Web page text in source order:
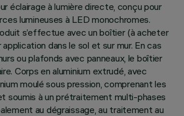
éclairage à lumière directe, conçu pour
lumineuses à LED monochromes.
s’effectue avec un boîtier (à acheter
dans le sol et sur mur. En cas
ou plafonds avec panneaux, le boîtier
Corps en aluminium extrudé, avec
moulé sous pression, comprenant les
soumis à un prétraitement multi-phases
au dégraissage, au traitement au